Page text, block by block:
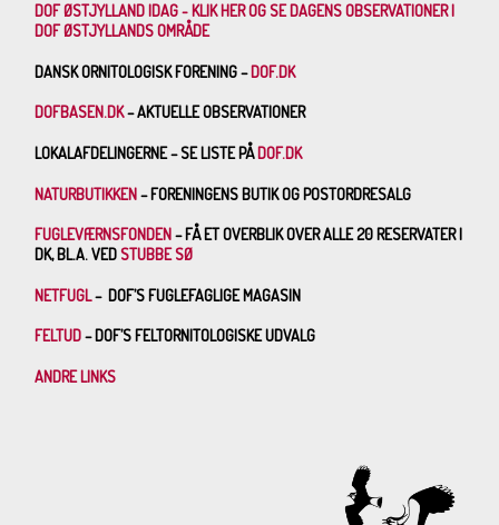
DOF ØSTJYLLAND IDAG - KLIK HER OG SE DAGENS OBSERVATIONER I
DOF ØSTJYLLANDS OMRÅDE
DANSK ORNITOLOGISK FORENING –DOF.DK
DOFBASEN.DK– AKTUELLE OBSERVATIONER
LOKALAFDELINGERNE – SE LISTE PÅDOF.DK
NATURBUTIKKEN– FORENINGENS BUTIK OG POSTORDRESALG
FUGLEVÆRNSFONDEN– FÅ ET OVERBLIK OVER ALLE 20 RESERVATER I
DK, BL.A. VEDSTUBBE SØ
NETFUGL– DOF’S FUGLEFAGLIGE MAGASIN
FELTUD– DOF’S FELTORNITOLOGISKE UDVALG
ANDRE LINKS